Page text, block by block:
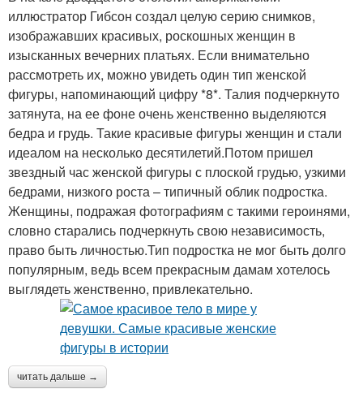
иллюстратор Гибсон создал целую серию снимков,
изображавших красивых, роскошных женщин в
изысканных вечерних платьях. Если внимательно
рассмотреть их, можно увидеть один тип женской
фигуры, напоминающий цифру *8*. Талия подчеркнуто
затянута, на ее фоне очень женственно выделяются
бедра и грудь. Такие красивые фигуры женщин и стали
идеалом на несколько десятилетий.Потом пришел
звездный час женской фигуры с плоской грудью, узкими
бедрами, низкого роста – типичный облик подростка.
Женщины, подражая фотографиям с такими героинями,
словно старались подчеркнуть свою независимость,
право быть личностью.Тип подростка не мог быть долго
популярным, ведь всем прекрасным дамам хотелось
выглядеть женственно, привлекательно.
читать дальше →